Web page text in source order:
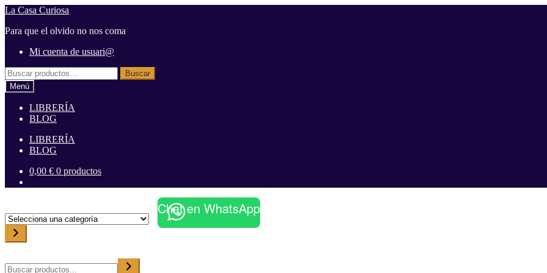
Ir
la
Ir
contenido
La Casa Curiosa
Para que el olvido no nos coma
Mi cuenta de usuari@
Buscar
por:
Buscar
Menú
LIBRERÍA
BLOG
LIBRERÍA
BLOG
0,00 € 0 productos
S
l
c
Chat en WhatsApp
Buscar